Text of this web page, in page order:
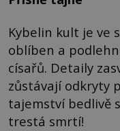
Kybelin kult je ve
oblíben a
císařů. Detaily
zůstávají odkryty
tajemství bedlivě
trestá smrtí!